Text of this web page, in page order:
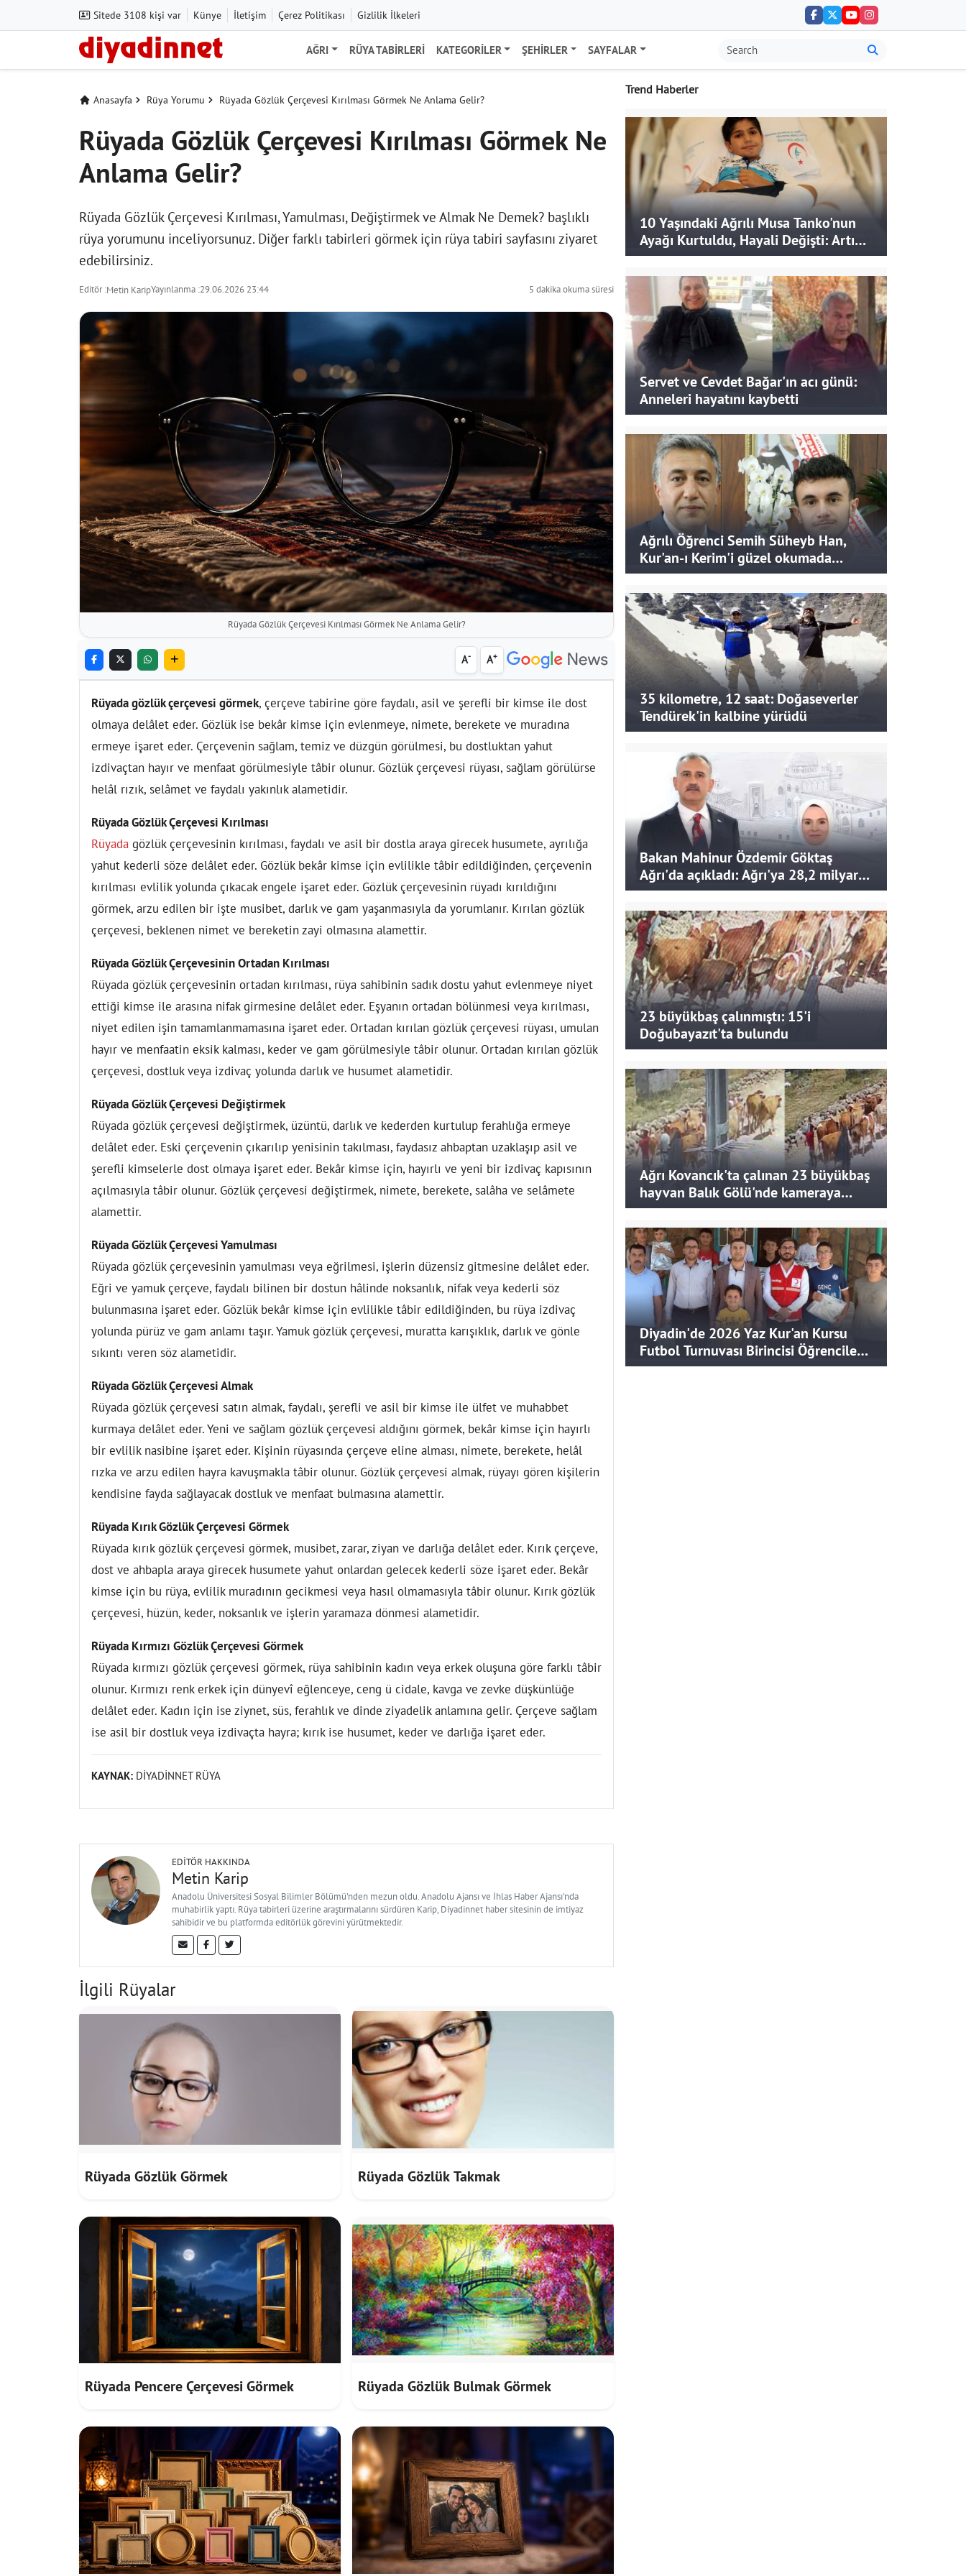
Sitede 3108 kişi var Künye İletişim Çerez Politikası Gizlilik İlkeleri
AĞRI RÜYA TABIRLERI KATEGORILER ŞEHIRLER SAYFALAR
Anasayfa Rüya Yorumu Rüyada Gözlük Çerçevesi Kırılması Görmek Ne Anlama Gelir?
Rüyada Gözlük Çerçevesi Kırılması Görmek Ne
Anlama Gelir?
Rüyada Gözlük Çerçevesi Kırılması, Yamulması, Değiştirmek ve Almak Ne Demek? başlıklı
rüya yorumunu inceliyorsunuz. Diğer farklı tabirleri görmek için rüya tabiri sayfasını ziyaret
edebilirsiniz.
Editör :Metin KaripYayınlanma :29.06.2026 23:44 5 dakika okuma süresi
Rüyada Gözlük Çerçevesi Kırılması Görmek Ne Anlama Gelir?
A- A+
Rüyada gözlük çerçevesi görmek, çerçeve tabirine göre faydalı, asil ve şerefli bir kimse ile dost
olmaya delâlet eder. Gözlük ise bekâr kimse için evlenmeye, nimete, berekete ve muradına
ermeye işaret eder. Çerçevenin sağlam, temiz ve düzgün görülmesi, bu dostluktan yahut
izdivaçtan hayır ve menfaat görülmesiyle tâbir olunur. Gözlük çerçevesi rüyası, sağlam görülürse
helâl rızık, selâmet ve faydalı yakınlık alametidir.
Rüyada Gözlük Çerçevesi Kırılması
Rüyada gözlük çerçevesinin kırılması, faydalı ve asil bir dostla araya girecek husumete, ayrılığa
yahut kederli söze delâlet eder. Gözlük bekâr kimse için evlilikle tâbir edildiğinden, çerçevenin
kırılması evlilik yolunda çıkacak engele işaret eder. Gözlük çerçevesinin rüyadı kırıldığını
görmek, arzu edilen bir işte musibet, darlık ve gam yaşanmasıyla da yorumlanır. Kırılan gözlük
çerçevesi, beklenen nimet ve bereketin zayi olmasına alamettir.
Rüyada Gözlük Çerçevesinin Ortadan Kırılması
Rüyada gözlük çerçevesinin ortadan kırılması, rüya sahibinin sadık dostu yahut evlenmeye niyet
ettiği kimse ile arasına nifak girmesine delâlet eder. Eşyanın ortadan bölünmesi veya kırılması,
niyet edilen işin tamamlanmamasına işaret eder. Ortadan kırılan gözlük çerçevesi rüyası, umulan
hayır ve menfaatin eksik kalması, keder ve gam görülmesiyle tâbir olunur. Ortadan kırılan gözlük
çerçevesi, dostluk veya izdivaç yolunda darlık ve husumet alametidir.
Rüyada Gözlük Çerçevesi Değiştirmek
Rüyada gözlük çerçevesi değiştirmek, üzüntü, darlık ve kederden kurtulup ferahlığa ermeye
delâlet eder. Eski çerçevenin çıkarılıp yenisinin takılması, faydasız ahbaptan uzaklaşıp asil ve
şerefli kimselerle dost olmaya işaret eder. Bekâr kimse için, hayırlı ve yeni bir izdivaç kapısının
açılmasıyla tâbir olunur. Gözlük çerçevesi değiştirmek, nimete, berekete, salâha ve selâmete
alamettir.
Rüyada Gözlük Çerçevesi Yamulması
Rüyada gözlük çerçevesinin yamulması veya eğrilmesi, işlerin düzensiz gitmesine delâlet eder.
Eğri ve yamuk çerçeve, faydalı bilinen bir dostun hâlinde noksanlık, nifak veya kederli söz
bulunmasına işaret eder. Gözlük bekâr kimse için evlilikle tâbir edildiğinden, bu rüya izdivaç
yolunda pürüz ve gam anlamı taşır. Yamuk gözlük çerçevesi, muratta karışıklık, darlık ve gönle
sıkıntı veren söz alametidir.
Rüyada Gözlük Çerçevesi Almak
Rüyada gözlük çerçevesi satın almak, faydalı, şerefli ve asil bir kimse ile ülfet ve muhabbet
kurmaya delâlet eder. Yeni ve sağlam gözlük çerçevesi aldığını görmek, bekâr kimse için hayırlı
bir evlilik nasibine işaret eder. Kişinin rüyasında çerçeve eline alması, nimete, berekete, helâl
rızka ve arzu edilen hayra kavuşmakla tâbir olunur. Gözlük çerçevesi almak, rüyayı gören kişilerin
kendisine fayda sağlayacak dostluk ve menfaat bulmasına alamettir.
Rüyada Kırık Gözlük Çerçevesi Görmek
Rüyada kırık gözlük çerçevesi görmek, musibet, zarar, ziyan ve darlığa delâlet eder. Kırık çerçeve,
dost ve ahbapla araya girecek husumete yahut onlardan gelecek kederli söze işaret eder. Bekâr
kimse için bu rüya, evlilik muradının gecikmesi veya hasıl olmamasıyla tâbir olunur. Kırık gözlük
çerçevesi, hüzün, keder, noksanlık ve işlerin yaramaza dönmesi alametidir.
Rüyada Kırmızı Gözlük Çerçevesi Görmek
Rüyada kırmızı gözlük çerçevesi görmek, rüya sahibinin kadın veya erkek oluşuna göre farklı tâbir
olunur. Kırmızı renk erkek için dünyevî eğlenceye, ceng ü cidale, kavga ve zevke düşkünlüğe
delâlet eder. Kadın için ise ziynet, süs, ferahlık ve dinde ziyadelik anlamına gelir. Çerçeve sağlam
ise asil bir dostluk veya izdivaçta hayra; kırık ise husumet, keder ve darlığa işaret eder.
KAYNAK: DİYADİNNET RÜYA
EDITÖR HAKKINDA
Metin Karip
Anadolu Üniversitesi Sosyal Bilimler Bölümü'nden mezun oldu. Anadolu Ajansı ve İhlas Haber Ajansı'nda
muhabirlik yaptı. Rüya tabirleri üzerine araştırmalarını sürdüren Karip, Diyadinnet haber sitesinin de imtiyaz
sahibidir ve bu platformda editörlük görevini yürütmektedir.
İlgili Rüyalar
Rüyada Gözlük Görmek Rüyada Gözlük Takmak
Rüyada Pencere Çerçevesi Görmek Rüyada Gözlük Bulmak Görmek
Trend Haberler
10 Yaşındaki Ağrılı Musa Tanko'nun
Ayağı Kurtuldu, Hayali Değişti: Artık
Doktor Olmak İstiyor
Servet ve Cevdet Bağar'ın acı günü:
Anneleri hayatını kaybetti
Ağrılı Öğrenci Semih Süheyb Han,
Kur'an-ı Kerim'i güzel okumada
Türkiye ikincisi oldu
35 kilometre, 12 saat: Doğaseverler
Tendürek'in kalbine yürüdü
Bakan Mahinur Özdemir Göktaş
Ağrı'da açıkladı: Ağrı'ya 28,2 milyar
liralık yatırım ve destek sağlandı
23 büyükbaş çalınmıştı: 15'i
Doğubayazıt'ta bulundu
Ağrı Kovancık'ta çalınan 23 büyükbaş
hayvan Balık Gölü'nde kameraya
takıldı
Diyadin'de 2026 Yaz Kur'an Kursu
Futbol Turnuvası Birincisi Öğrencilere
Hediye